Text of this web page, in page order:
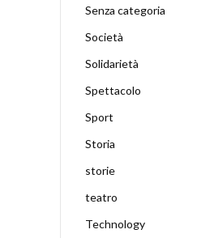
Senza categoria
Società
Solidarietà
Spettacolo
Sport
Storia
storie
teatro
Technology